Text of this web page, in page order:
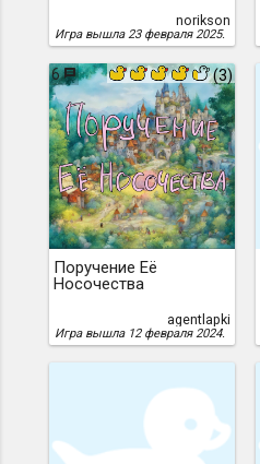
norikson
Игра вышла 23 февраля 2025.
6 (3)
Поручение Её
Носочества
agentlapki
Игра вышла 12 февраля 2024.